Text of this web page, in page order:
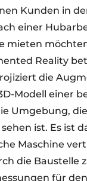
Kunden in
einer
mieten
Reality
die
Modell einer
Umgebung,
ist. Es ist
Maschine
die Baustelle
für